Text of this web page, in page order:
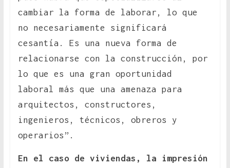
cambiar la forma de laborar, lo que
no necesariamente significará
cesantía. Es una nueva forma de
relacionarse con la construcción, por
lo que es una gran oportunidad
laboral más que una amenaza para
arquitectos, constructores,
ingenieros, técnicos, obreros y
operarios”.
En el caso de viviendas, la impresión